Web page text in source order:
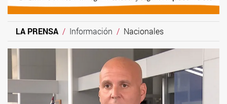
LA PRENSA Información Nacionales